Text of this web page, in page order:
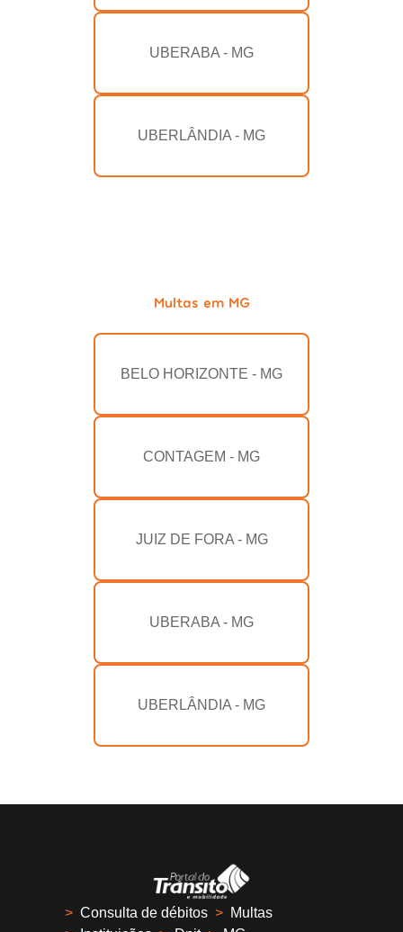
UBERABA - MG
UBERLÂNDIA - MG
Multas em MG
BELO HORIZONTE - MG
CONTAGEM - MG
JUIZ DE FORA - MG
UBERABA - MG
UBERLÂNDIA - MG
> Consulta de débitos > Multas